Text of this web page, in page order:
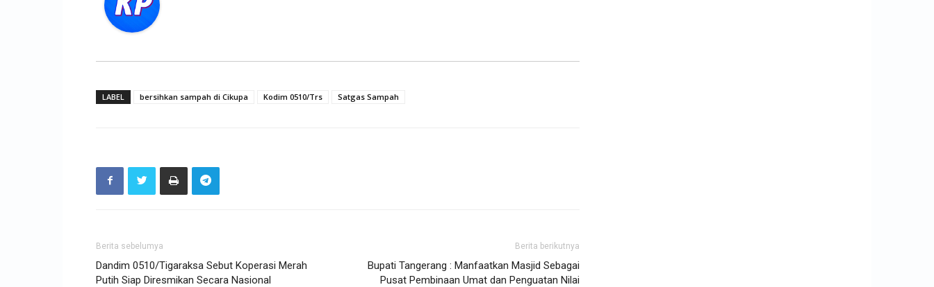
LABEL bersihkan sampah di Cikupa Kodim 0510/Trs Satgas Sampah
Berita sebelumya
Dandim 0510/Tigaraksa Sebut Koperasi Merah
Putih Siap Diresmikan Secara Nasional
Berita berikutnya
Bupati Tangerang : Manfaatkan Masjid Sebagai
Pusat Pembinaan Umat dan Penguatan Nilai